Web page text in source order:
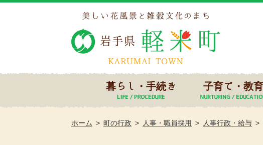
暮らし・手続き 子育て・教育
ホーム 町の行政 人事・職員採用 人事行政・給与